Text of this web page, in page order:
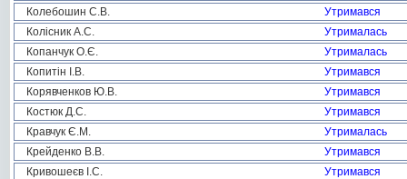
Колебошин С.В.
Утримався
Колісник А.С.
Утрималась
Копанчук О.Є.
Утрималась
Копитін І.В.
Утримався
Корявченков Ю.В.
Утримався
Костюк Д.С.
Утримався
Кравчук Є.М.
Утрималась
Крейденко В.В.
Утримався
Кривошеєв І.С.
Утримався